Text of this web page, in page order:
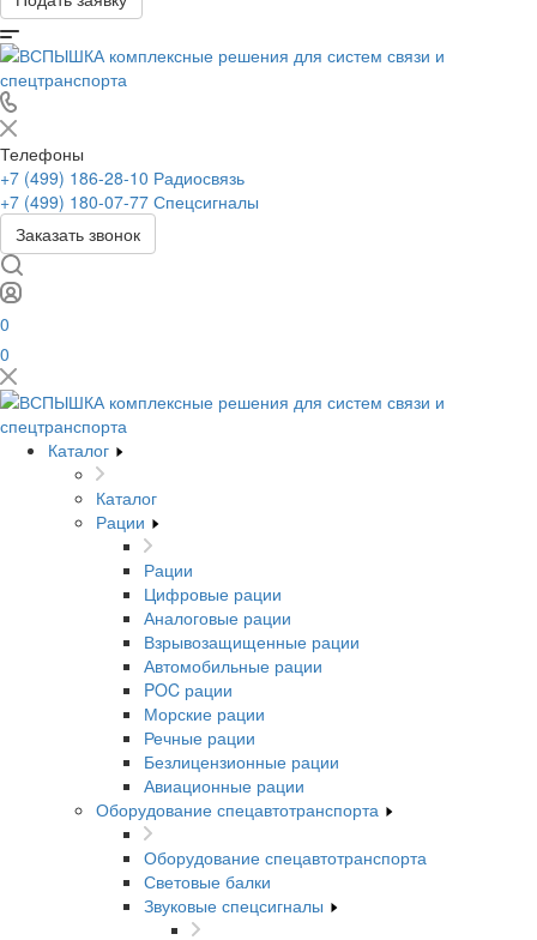
Телефоны
+7 (499) 186-28-10 Радиосвязь
+7 (499) 180-07-77 Спецсигналы
Заказать звонок
0
0
Каталог
Каталог
Рации
Рации
Цифровые рации
Аналоговые рации
Взрывозащищенные рации
Автомобильные рации
POC рации
Морские рации
Речные рации
Безлицензионные рации
Авиационные рации
Оборудование спецавтотранспорта
Оборудование спецавтотранспорта
Световые балки
Звуковые спецсигналы